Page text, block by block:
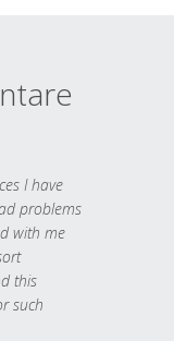
I have
problems
with me
this
such